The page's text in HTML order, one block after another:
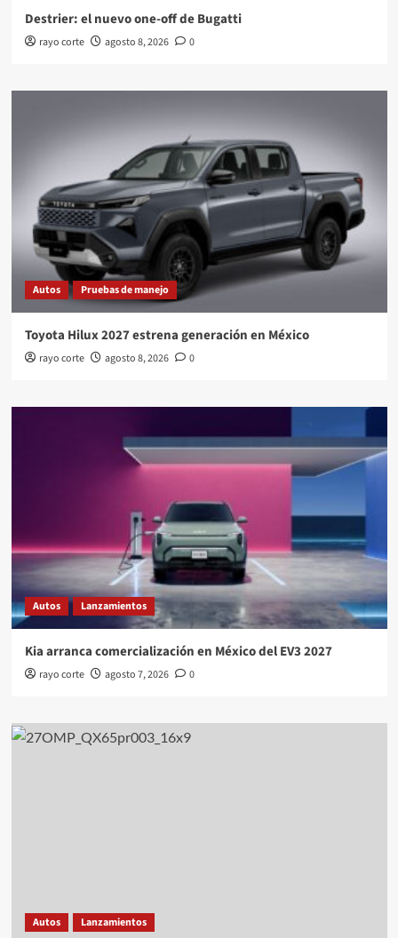
Destrier: el nuevo one-off de Bugatti
rayo corte agosto 8, 2026 0
Autos Pruebas de manejo
Toyota Hilux 2027 estrena generación en México
rayo corte agosto 8, 2026 0
Autos Lanzamientos
Kia arranca comercialización en México del EV3 2027
rayo corte agosto 7, 2026 0
Autos Lanzamientos